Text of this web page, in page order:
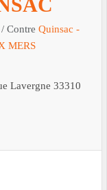
/ Contre Quinsac -
MERS
Lavergne 33310